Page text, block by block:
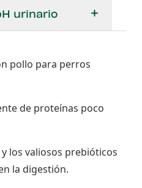
urinario
pollo para perros
de proteínas poco
los valiosos prebióticos
la digestión.